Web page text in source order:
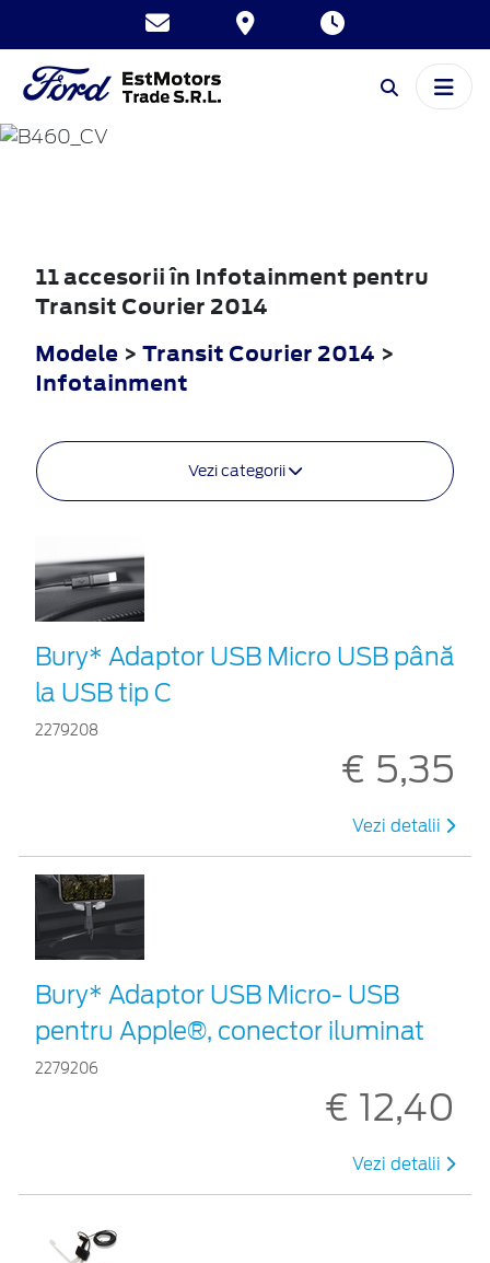
TRANSIT
COURIER
11 accesorii în Infotainment pentru
Transit Courier 2014
Modele > Transit Courier 2014 >
Infotainment
Vezi categorii
Bury* Adaptor USB Micro USB până
la USB tip C
2279208
€ 5,35
Vezi detalii
Bury* Adaptor USB Micro- USB
pentru Apple®, conector iluminat
2279206
€ 12,40
Vezi detalii